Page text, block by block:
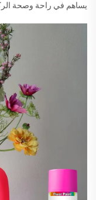
يساهم في راحة وصحة